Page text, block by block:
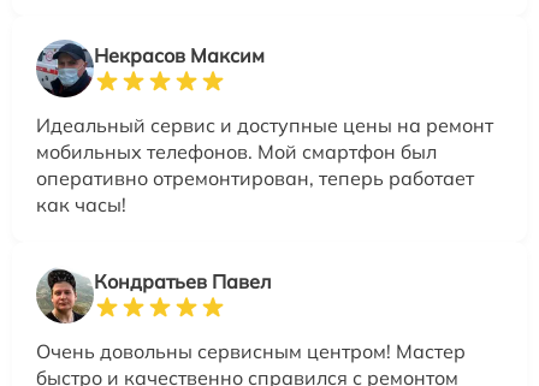
Некрасов Максим
Идеальный сервис и доступные цены на ремонт
мобильных телефонов. Мой смартфон был
оперативно отремонтирован, теперь работает
как часы!
Кондратьев Павел
Очень довольны сервисным центром! Мастер
быстро и качественно справился с ремонтом